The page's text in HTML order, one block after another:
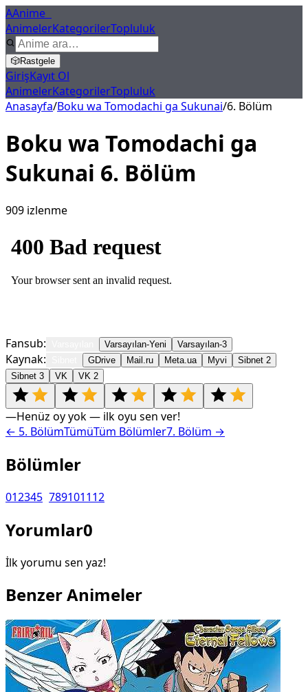
AAnime
AnimelerKategorilerTopluluk
🎲Rastgele
GirişKayıt Ol
AnimelerKategorilerTopluluk
Anasayfa/Boku wa Tomodachi ga Sukunai/6. Bölüm
Boku wa Tomodachi ga
Sukunai 6. Bölüm
909 izlenme
Fansub: Varsayılan-Yeni Varsayılan-3
Kaynak: GDrive Mail.ru Meta.ua Myvi
Sibnet 2
Sibnet 3
VK VK 2
—Henüz oy yok — ilk oyu sen ver!
← 5. BölümTümüTüm Bölümler7. Bölüm →
Bölümler
012345 789101112
Yorumlar0
İlk yorumu sen yaz!
Benzer Animeler